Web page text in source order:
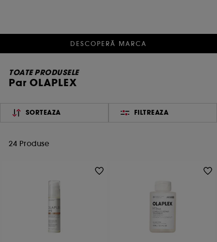
DESCOPERĂ MARCA
TOATE PRODUSELE
Par OLAPLEX
SORTEAZA FILTREAZA
24 Produse